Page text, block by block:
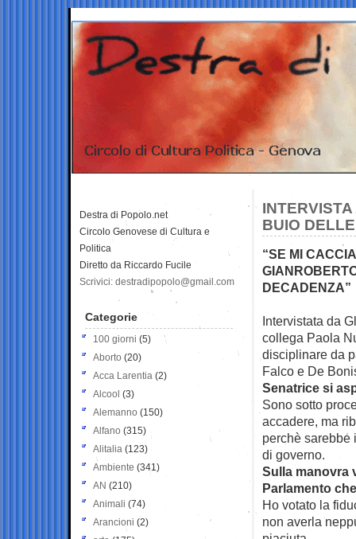
BUIO
“SE MI
DECADENZA”
Intervistata da
collega Paola
disciplinare da
Falco e De
Senatrice si
Sono sotto
accadere, ma
perchè sarebbe
di governo.
Sulla manovra
Parlamento
Ho votato la
non averla
Destra di Popolo.net
Circolo Genovese di Cultura e
Politica
Diretto da Riccardo Fucile
Scrivici: destradipopolo@gmail.com
Categorie
100 giorni (5)
Aborto (20)
Acca Larentia (2)
Alcool (3)
Alemanno (150)
Alfano (315)
Alitalia (123)
Ambiente (341)
AN (210)
Animali (74)
Arancioni (2)